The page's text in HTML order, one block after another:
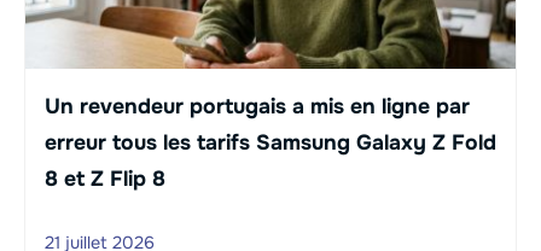
Un revendeur portugais a mis en ligne par
erreur tous les tarifs Samsung Galaxy Z Fold
8 et Z Flip 8
21 juillet 2026